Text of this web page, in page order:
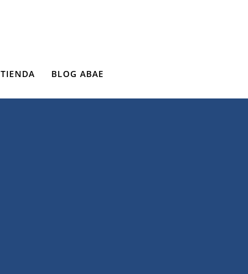
TIENDA BLOG ABAE